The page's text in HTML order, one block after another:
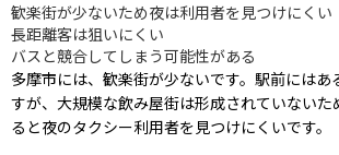
歓楽街が少ないため夜は利用者を見つけにくい
長距離客は狙いにくい
バスと競合してしまう可能性がある
多摩市には、歓楽街が少ないです。駅前にはあ
すが、大規模な飲み屋街は形成されていないた
ると夜のタクシー利用者を見つけにくいです。